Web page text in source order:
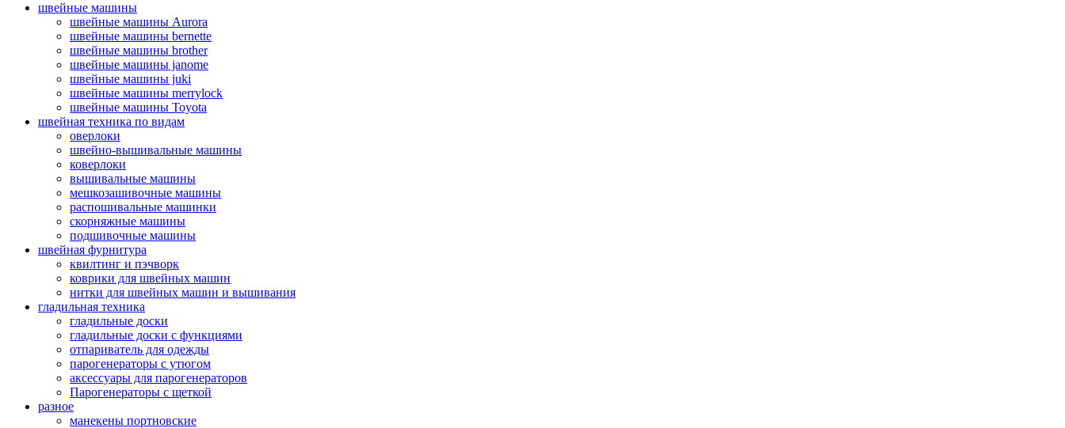
швейные машины
швейные машины Aurora
швейные машины bernette
швейные машины brother
швейные машины janome
швейные машины juki
швейные машины merrylock
швейные машины Toyota
швейная техника по видам
оверлоки
швейно-вышивальные машины
коверлоки
вышивальные машины
мешкозашивочные машины
распошивальные машинки
скорняжные машины
подшивочные машины
швейная фурнитура
квилтинг и пэчворк
коврики для швейных машин
нитки для швейных машин и вышивания
гладильная техника
гладильные доски
гладильные доски с функциями
отпариватель для одежды
парогенераторы с утюгом
аксессуары для парогенераторов
Парогенераторы с щеткой
разное
манекены портновские